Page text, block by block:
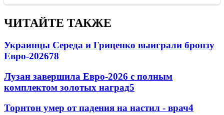
ЧИТАЙТЕ ТАКЖЕ
Украинцы Середа и Гриценко выиграли бронзу
Евро-202678
Лузан завершила Евро-2026 с полным
комплектом золотых наград5
Торнтон умер от падения на настил - врач4